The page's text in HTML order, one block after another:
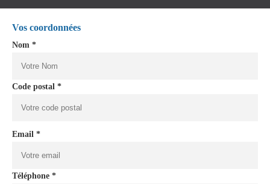
Vos coordonnées
Nom *
Code postal *
Email *
Téléphone *